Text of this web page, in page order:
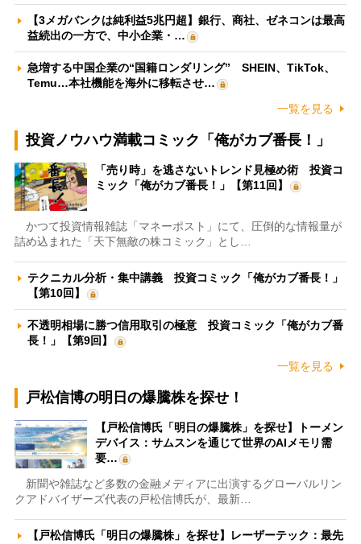
【3メガバンクは純利益5兆円超】銀行、商社、ゼネコンは最高
益続出の一方で、中小企業・…
急増する中国企業の“国籍ロンダリング” SHEIN、TikTok、
Temu…本社機能を海外に移転させ…
一覧を見る
投資ノウハウ満載コミック「俺がカブ番長！」
「売り時」を逃さないトレンド見極め術 投資コ
ミック「俺がカブ番長！」【第11回】
かつて投資情報雑誌「マネーポスト」にて、圧倒的な情報量が
詰め込まれた「天下無敵の株コミック」とし…
テクニカル分析・集中講義 投資コミック「俺がカブ番長！」
【第10回】
不透明相場に勝つ信用取引の極意 投資コミック「俺がカブ番
長！」【第9回】
一覧を見る
戸松信博の明日の爆騰株を探せ！
【戸松信博氏「明日の爆騰株」を探せ】トーメン
デバイス：サムスンを通じて世界のAIメモリ需
要…
新聞や雑誌など多数の金融メディアに出演するグローバルリン
クアドバイザーズ代表の戸松信博氏が、最新…
【戸松信博氏「明日の爆騰株」を探せ】レーザーテック：最先